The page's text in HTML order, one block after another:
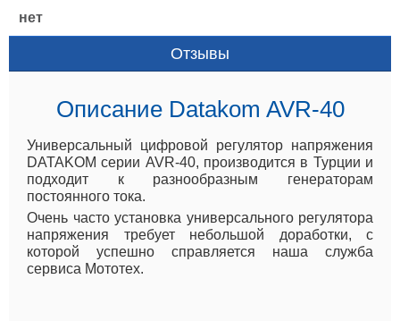
нет
Отзывы
Описание Datakom AVR-40
Универсальный цифровой регулятор напряжения
DATAKOM серии AVR-40, производится в Турции и
подходит к разнообразным генераторам
постоянного тока.
Очень часто установка универсального регулятора
напряжения требует небольшой доработки, с
которой успешно справляется наша служба
сервиса Мототех.